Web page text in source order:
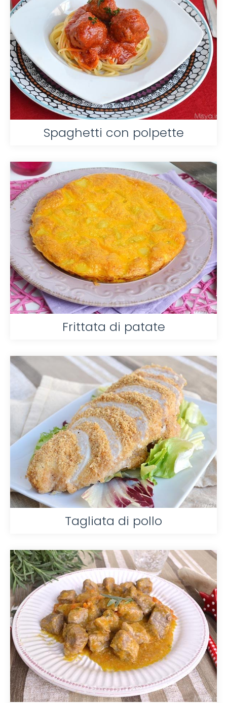
Spaghetti con polpette
Frittata di patate
Tagliata di pollo